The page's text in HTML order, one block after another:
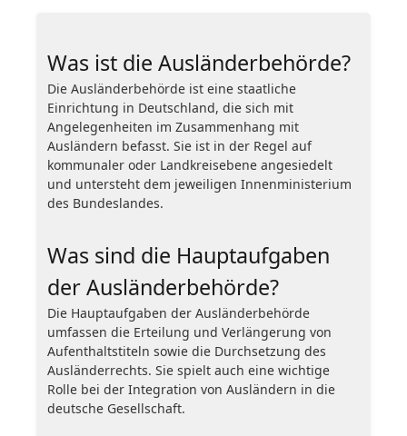
Was ist die Ausländerbehörde?
Die Ausländerbehörde ist eine staatliche
Einrichtung in Deutschland, die sich mit
Angelegenheiten im Zusammenhang mit
Ausländern befasst. Sie ist in der Regel auf
kommunaler oder Landkreisebene angesiedelt
und untersteht dem jeweiligen Innenministerium
des Bundeslandes.
Was sind die Hauptaufgaben
der Ausländerbehörde?
Die Hauptaufgaben der Ausländerbehörde
umfassen die Erteilung und Verlängerung von
Aufenthaltstiteln sowie die Durchsetzung des
Ausländerrechts. Sie spielt auch eine wichtige
Rolle bei der Integration von Ausländern in die
deutsche Gesellschaft.